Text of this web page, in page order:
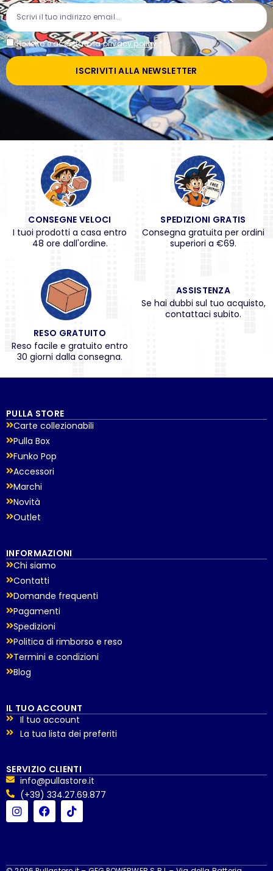
Ho letto e accettato laprivacy policy *
ISCRIVITI ALLA NEWSLETTER
CONSEGNE VELOCI
I tuoi prodotti a casa entro
48 ore dall'ordine.
SPEDIZIONI GRATIS
Consegna gratuita per ordini
superiori a €69.
RESO GRATUITO
Reso facile e gratuito entro
30 giorni dalla consegna.
ASSISTENZA
Se hai dubbi sul tuo acquisto,
contattaci subito.
PULLA STORE
Carte collezionabili
Pulla Box
Funko Pop
Accessori
Marchi
Novità
Outlet
INFORMAZIONI
Chi siamo
Contatti
Domande frequenti
Pagamenti
Spedizioni
Politica di rimborso e reso
Termini e condizioni
Blog
IL TUO ACCOUNT
Il tuo account
La tua lista dei preferiti
SERVIZIO CLIENTI
info@pullastore.it
(+39) 334.27.69.877